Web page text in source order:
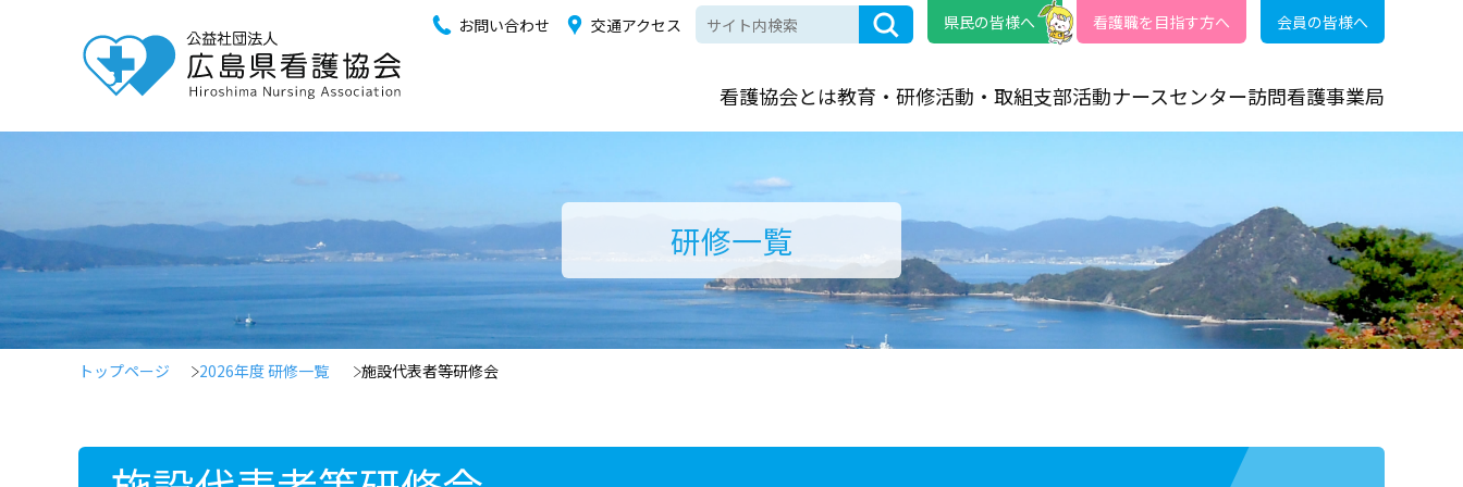
お問い合わせ 交通アクセス 県民の皆様へ 看護職を目指す方へ 会員の皆様へ
看護協会とは教育・研修活動・取組支部活動ナースセンター訪問看護事業局
研修一覧
トップページ 2026年度 研修一覧 施設代表者等研修会